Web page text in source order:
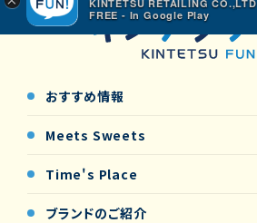
おすすめ情報
Meets Sweets
Time's Place
ブランドのご紹介
KINTETSU RETAILING CO.,LTD
FREE - In Google Play